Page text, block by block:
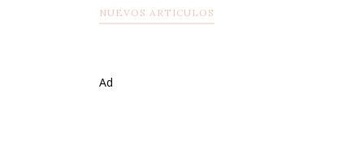
NUEVOS ARTICULOS
Ad